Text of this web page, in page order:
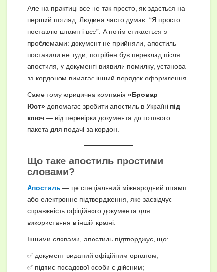
Але на практиці все не так просто, як здається на
перший погляд. Людина часто думає: “Я просто
поставлю штамп і все”. А потім стикається з
проблемами: документ не прийняли, апостиль
поставили не туди, потрібен був переклад після
апостиля, у документі виявили помилку, установа
за кордоном вимагає інший порядок оформлення.
Саме тому юридична компанія «Бровар
Юст» допомагає зробити апостиль в Україні під
ключ — від перевірки документа до готового
пакета для подачі за кордон.
Що таке апостиль простими
словами?
Апостиль — це спеціальний міжнародний штамп
або електронне підтвердження, яке засвідчує
справжність офіційного документа для
використання в іншій країні.
Іншими словами, апостиль підтверджує, що:
✅ документ виданий офіційним органом;
✅ підпис посадової особи є дійсним;